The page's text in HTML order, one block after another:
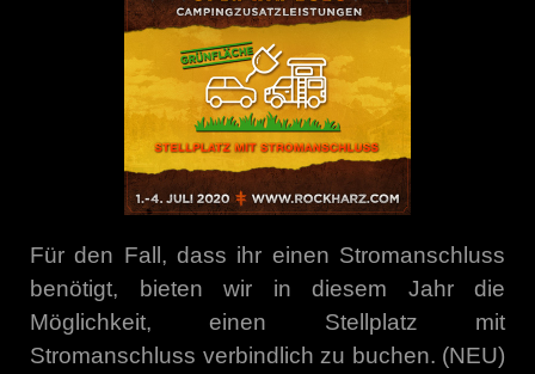
Für den Fall, dass ihr einen Stromanschluss
benötigt, bieten wir in diesem Jahr die
Möglichkeit, einen Stellplatz mit
Stromanschluss verbindlich zu buchen. (NEU)